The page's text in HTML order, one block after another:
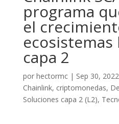
programa
el
capa 2
por hectormc| Sep 30, 2022
Chainlink, criptomonedas,
Soluciones capa 2 (L2),